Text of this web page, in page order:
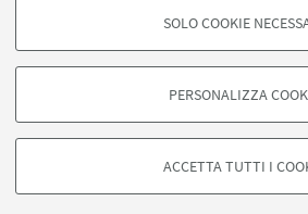
COOKIE DI PROFILAZIONE -
degli utenti, creare profili in base al loro
di marketing.
Google/Youtube Video
SOLO COOKIE
PERSONALIZZA
ACCETTA TUTTI I
©Copyright 2026 - ALMA MATER
Bologna - Via Zamboni, 33 - 40126
80007010376
Privacy
Note legali
Informazioni
Impostazioni Cookie